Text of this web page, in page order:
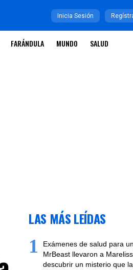
Inicia Sesión
FARÁNDULA MUNDO SALUD
LAS MÁS LEÍDAS
1
Exámenes de salud para
MrBeast llevaron a
descubrir un misterio que